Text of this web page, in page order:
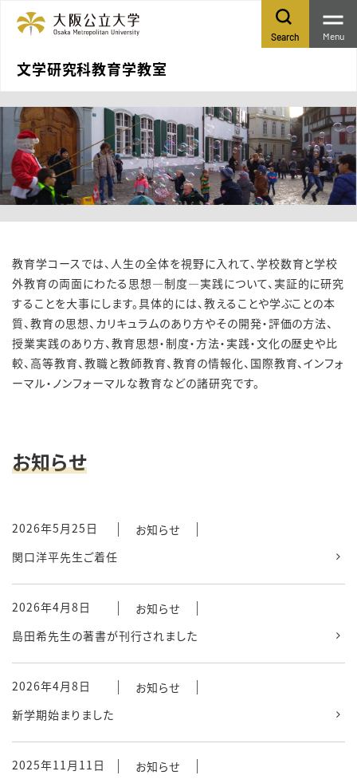
文学研究科教育学教室
Search Menu
教育学コースでは、人生の全体を視野に入れて、学校数育と学校
外教育の両面にわたる思想―制度―実践について、実証的に研究
することを大事にします。具体的には、教えることや学ぶことの本
質、教育の思想、カリキュラムのあり方やその開発・評価の方法、
授業実践のあり方、教育思想・制度・方法・実践・文化の歴史や比
較、高等教育、教職と教師教育、教育の情報化、国際教育、インフォ
ーマル・ノンフォーマルな教育などの諸研究です。
お知らせ
2026年5月25日
お知らせ
関口洋平先生ご着任
2026年4月8日
お知らせ
島田希先生の著書が刊行されました
2026年4月8日
お知らせ
新学期始まりました
2025年11月11日
お知らせ